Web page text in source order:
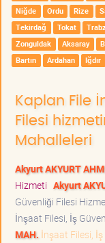
Niğde
Ordu Rize
Tekirdağ
Tokat
Zonguldak
Aksaray
Bartın
Ardahan Iğdır
Kaplan File
Filesi
Mahalleleri
Akyurt AKYURT
Hizmeti Akyurt
Güvenliği Filesi
İnşaat Filesi, İş
MAH. İnşaat Filesi,